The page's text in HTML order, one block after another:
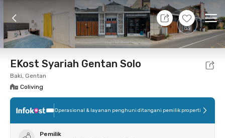
+11
9 Agt 26 - Belum tahu
Foto Fasilitas bersama Lokasi Aturan
EKost Syariah Gentan Solo
Baki, Gentan
Coliving
Operasional & layanan penghuni ditangani pemilik properti
Pemilik